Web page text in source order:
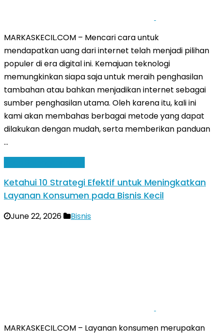
MARKASKECIL.COM – Mencari cara untuk
mendapatkan uang dari internet telah menjadi pilihan
populer di era digital ini. Kemajuan teknologi
memungkinkan siapa saja untuk meraih penghasilan
tambahan atau bahkan menjadikan internet sebagai
sumber penghasilan utama. Oleh karena itu, kali ini
kami akan membahas berbagai metode yang dapat
dilakukan dengan mudah, serta memberikan panduan
…
Ketahui 10 Strategi Efektif untuk Meningkatkan
Layanan Konsumen pada Bisnis Kecil
June 22, 2026 Bisnis
MARKASKECIL.COM – Layanan konsumen merupakan